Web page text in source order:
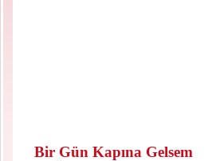
Bir Gün Kapına Gelsem